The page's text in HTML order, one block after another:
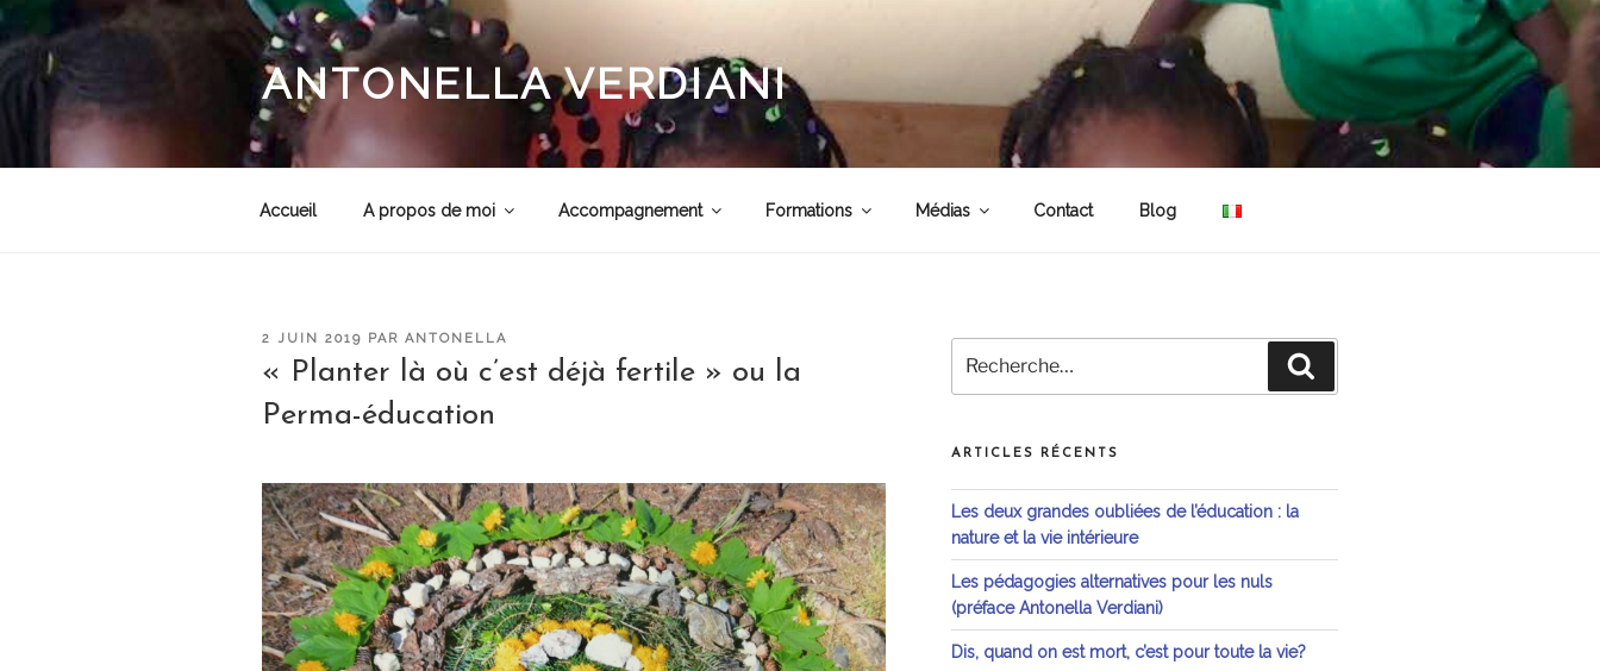
Aller
au
contenu
principal
ANTONELLA VERDIANI
Accueil A propos de moi Accompagnement Formations Médias Contact Blog
PUBLIÉ
2 JUIN 2019 PAR ANTONELLA
« Planter là où c’est déjà fertile » ou la
Perma-éducation
pour
ARTICLES RÉCENTS
Les deux grandes oubliées de l’éducation : la
nature et la vie intérieure
Les pédagogies alternatives pour les nuls
(préface Antonella Verdiani)
Dis, quand on est mort, c’est pour toute la vie?